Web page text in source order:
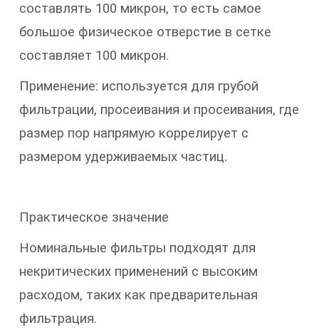
составлять 100 микрон, то есть самое
большое физическое отверстие в сетке
составляет 100 микрон.
Применение: используется для грубой
фильтрации, просеивания и просеивания, где
размер пор напрямую коррелирует с
размером удерживаемых частиц.
Практическое значение
Номинальные фильтры подходят для
некритических применений с высоким
расходом, таких как предварительная
фильтрация.